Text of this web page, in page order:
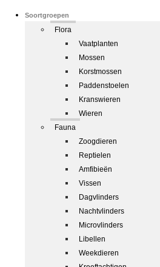
Soortgroepen
Flora
Vaatplanten
Mossen
Korstmossen
Paddenstoelen
Kranswieren
Wieren
Fauna
Zoogdieren
Reptielen
Amfibieën
Vissen
Dagvlinders
Nachtvlinders
Microvlinders
Libellen
Weekdieren